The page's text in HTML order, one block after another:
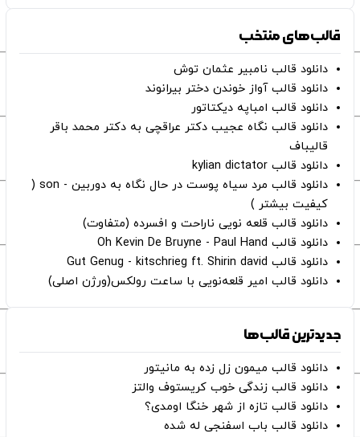
قالب‌های منتخب
دانلود قالب نامبیر عثمان ‌توش
دانلود قالب آواز خوندن دختر بیرانوند
دانلود قالب امباپه دیکتاتور
دانلود قالب نگاه عجیب دکتر عراقچی به دکتر محمد باقر
قالیباف
دانلود قالب kylian dictator
دانلود قالب مرد سیاه پوست در حال نگاه به دوربین - son (
کیفیت بیشتر )
دانلود قالب قلعه نویی ناراحت و افسرده (متفاوت)
دانلود قالب Oh Kevin De Bruyne - Paul Hand
دانلود قالب Gut Genug - kitschrieg ft. Shirin david
دانلود قالب امیر قلعه‌نویی با ساعت رولکس(ورژن اصلی)
جدیدترین قالب‌ها
دانلود قالب میمون زل زده به مانیتور
دانلود قالب زندگی خوب کریستوف والتز
دانلود قالب تازه از شهر خنگا اومدی؟
دانلود قالب باب اسفنجی له شده